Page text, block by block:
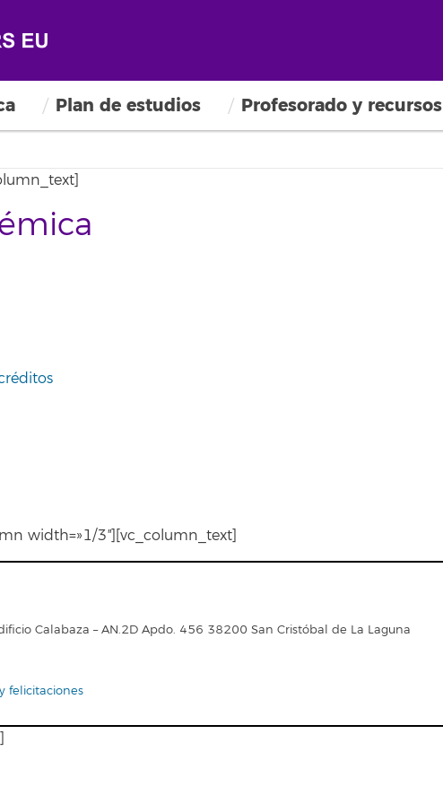
Plan de estudios Profesorado y recursos
width=»1/3″][vc_column_text]
Calabaza – AN.2D Apdo. 456 38200 San Cristóbal de La Laguna
felicitaciones